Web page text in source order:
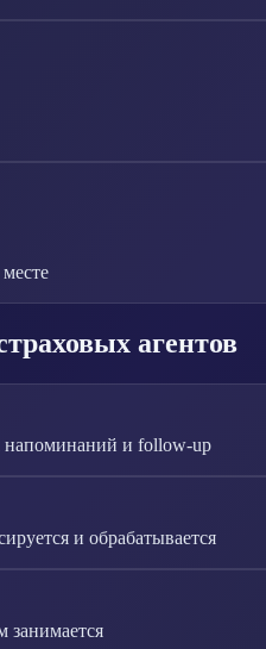
агентов
напоминаний и follow-up
и обрабатывается
занимается